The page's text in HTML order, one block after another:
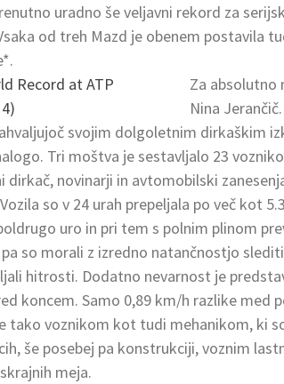
uradno še veljavni rekord za
od treh Mazd je obenem postavila
Za absolutno
Nina
svojim dolgoletnim dirkaškim
Tri moštva je sestavljalo 23
dirkač, novinarji in avtomobilski
so v 24 urah prepeljala po več kot
uro in pri tem s polnim plinom
so morali z izredno natančnostjo
hitrosti. Dodatno nevarnost je
koncem. Samo 0,89 km/h razlike med
tako voznikom kot tudi mehanikom, ki
še posebej pa konstrukciji, voznim
meja.